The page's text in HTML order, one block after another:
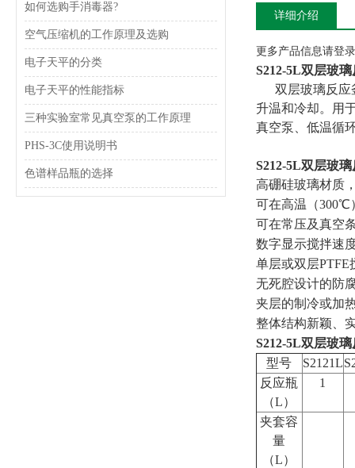
如何选购手消毒器?
空气压缩机的工作原理及选购
电子天平的分类
电子天平的性能指标
三种实验室常见真空泵的工作原理
PHS-3C使用说明书
色谱样品瓶的选择
详细介绍
更多产品信息请登
S212-5L双层玻
双层玻璃反应
升温和冷却。用
真空泵、低温循
S212-5L双层玻
高硼硅玻璃材质
可在高温（300℃
可在常压及真空
数字显示搅拌速
单层或双层PTFE
无死腔设计的防
夹层的制冷或加
整体结构新颖、
S212-5L双层玻
型号
S2121L
反应瓶
（L）
1
夹套容
量
（L）